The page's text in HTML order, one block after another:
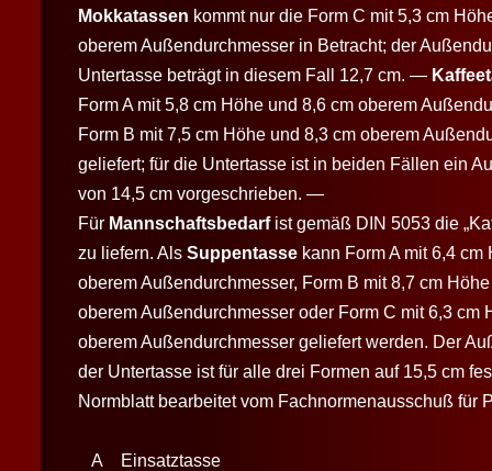
Mokkatassen kommt nur die Form C mit 5,3 cm
oberem Außendurchmesser in Betracht; der
Untertasse beträgt in diesem Fall 12,7 cm. —
Form A mit 5,8 cm Höhe und 8,6 cm oberem
Form B mit 7,5 cm Höhe und 8,3 cm oberem
geliefert; für die Untertasse ist in beiden Fällen ein
von 14,5 cm vorgeschrieben. —
Für Mannschaftsbedarfist gemäß DIN 5053 die
zu liefern. AlsSuppentasse kann Form A mit 6,4 cm
oberem Außendurchmesser, Form B mit 8,7 cm
oberem Außendurchmesser oder Form C mit 6,3 cm
oberem Außendurchmesser geliefert werden. Der
der Untertasse ist für alle drei Formen auf 15,5 cm
Normblatt bearbeitet vom Fachnormenausschuß für
A Einsatztasse